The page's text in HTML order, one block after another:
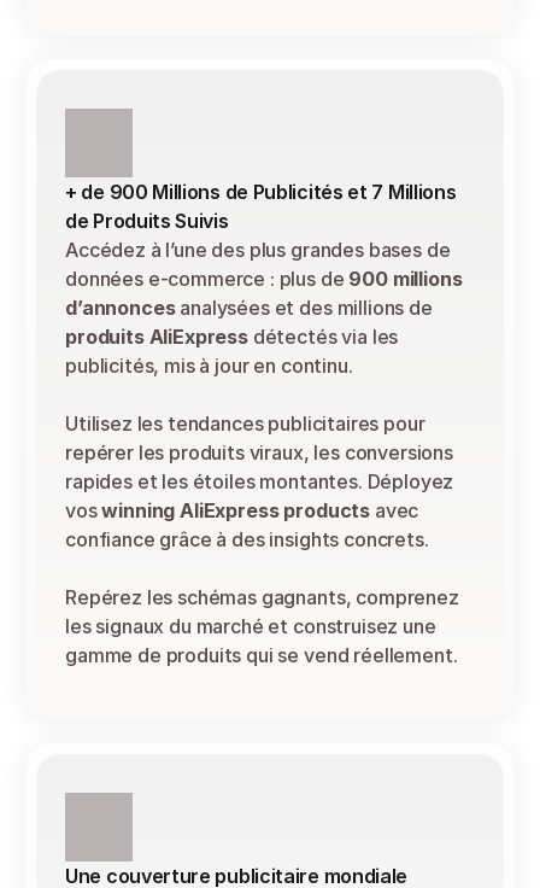
+ de 900 Millions de Publicités et 7 Millions
de Produits Suivis
Accédez à l’une des plus grandes bases de
données e-commerce : plus de 900 millions
d’annonces
produits AliExpress détectés via les
publicités, mis à jour en continu.
Utilisez les tendances publicitaires pour
repérer les produits viraux, les conversions
rapides et les étoiles montantes. Déployez
vos winning AliExpress products avec
confiance grâce à des insights concrets.
Repérez les schémas gagnants, comprenez
les signaux du marché et construisez une
gamme de produits qui se vend réellement.
Une couverture publicitaire mondiale